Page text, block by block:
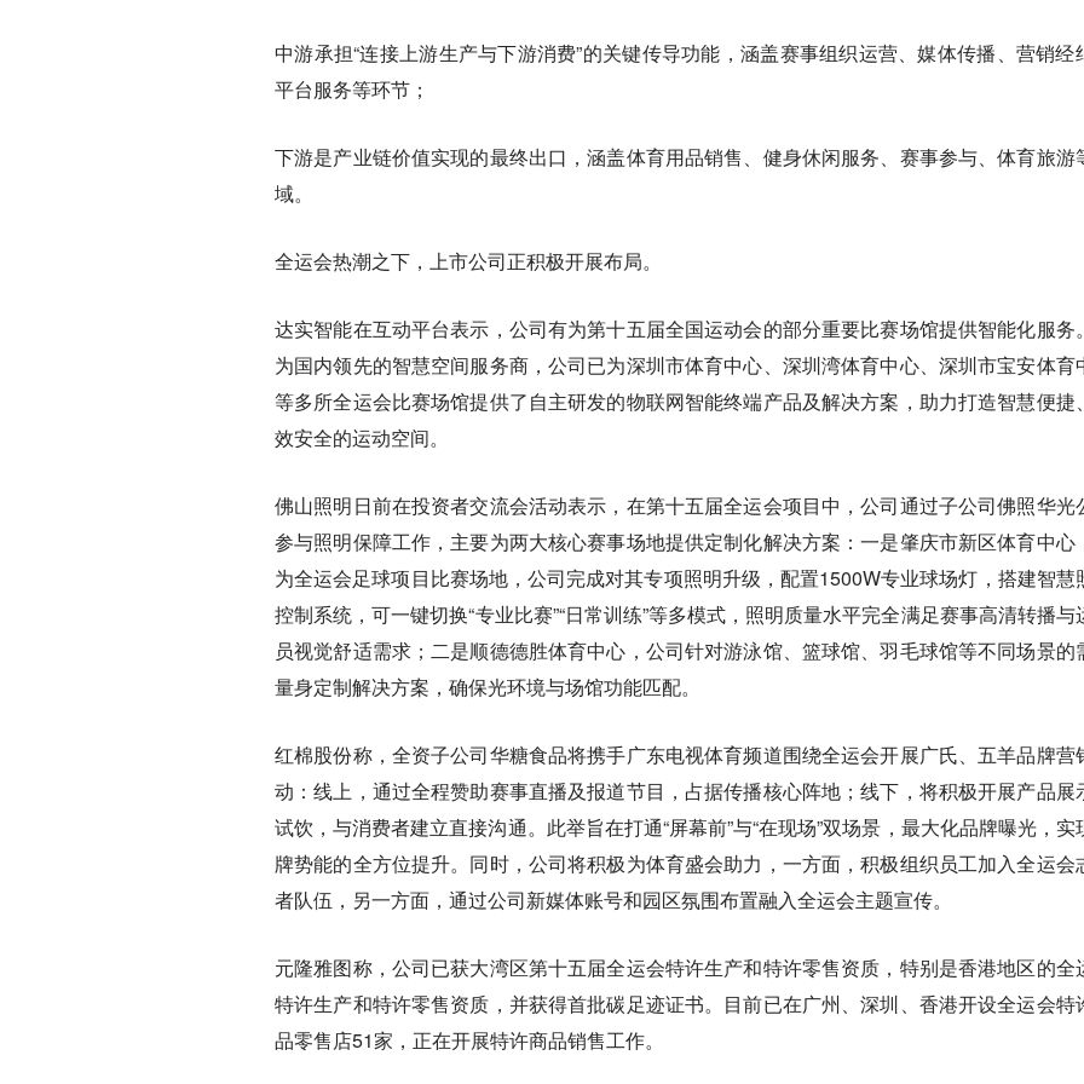
中游承担“连接上游生产与下游消费”的关键传导功能，涵盖赛事组织运营、媒体传播、营销经
平台服务等环节；
下游是产业链价值实现的最终出口，涵盖体育用品销售、健身休闲服务、赛事参与、体育旅游
域。
全运会热潮之下，上市公司正积极开展布局。
达实智能在互动平台表示，公司有为第十五届全国运动会的部分重要比赛场馆提供智能化服务
为国内领先的智慧空间服务商，公司已为深圳市体育中心、深圳湾体育中心、深圳市宝安体育
等多所全运会比赛场馆提供了自主研发的物联网智能终端产品及解决方案，助力打造智慧便捷
效安全的运动空间。
佛山照明日前在投资者交流会活动表示，在第十五届全运会项目中，公司通过子公司佛照华光
参与照明保障工作，主要为两大核心赛事场地提供定制化解决方案：一是肇庆市新区体育中心
为全运会足球项目比赛场地，公司完成对其专项照明升级，配置1500W专业球场灯，搭建智慧
控制系统，可一键切换“专业比赛”“日常训练”等多模式，照明质量水平完全满足赛事高清转播与
员视觉舒适需求；二是顺德德胜体育中心，公司针对游泳馆、篮球馆、羽毛球馆等不同场景的
量身定制解决方案，确保光环境与场馆功能匹配。
红棉股份称，全资子公司华糖食品将携手广东电视体育频道围绕全运会开展广氏、五羊品牌营
动：线上，通过全程赞助赛事直播及报道节目，占据传播核心阵地；线下，将积极开展产品展
试饮，与消费者建立直接沟通。此举旨在打通“屏幕前”与“在现场”双场景，最大化品牌曝光，实
牌势能的全方位提升。同时，公司将积极为体育盛会助力，一方面，积极组织员工加入全运会
者队伍，另一方面，通过公司新媒体账号和园区氛围布置融入全运会主题宣传。
元隆雅图称，公司已获大湾区第十五届全运会特许生产和特许零售资质，特别是香港地区的全
特许生产和特许零售资质，并获得首批碳足迹证书。目前已在广州、深圳、香港开设全运会特
品零售店51家，正在开展特许商品销售工作。